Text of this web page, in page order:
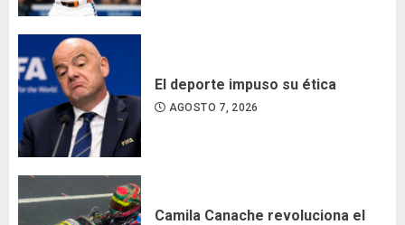
El deporte impuso su ética
AGOSTO 7, 2026
Camila Canache revoluciona el